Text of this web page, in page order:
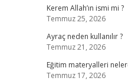
Kerem Allah’ın ismi mi ?
Temmuz 25, 2026
Ayraç neden kullanılır ?
Temmuz 21, 2026
Eğitim materyalleri
Temmuz 17, 2026